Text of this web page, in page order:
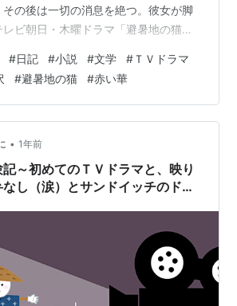
の後は一切の消息を絶つ。彼女が脚
ビ朝日・木曜ドラマ「避暑地の猫」
宮本輝原作で軽井沢の別荘が舞台。
訪れる財閥一家とその別荘番の家族
前のドラマになるがあらすじを読むう
イムでドラマを観ていたことを思い
は忘れたが別荘の主人の妻役が淡路
別荘番の一…
#日記 #小説 #文学 #ＴＶドラマ
#避暑地の猫 #赤い華
• 1年前
～初めてのＴＶドラマと、映り
し（涙）とサンドイッチのドキ